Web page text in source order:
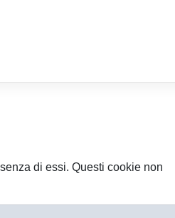
di essi. Questi cookie non